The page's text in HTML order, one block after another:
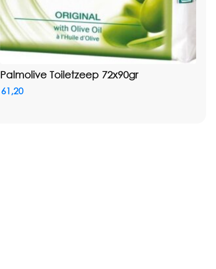
Palmolive Toiletzeep 72x90gr
61,20